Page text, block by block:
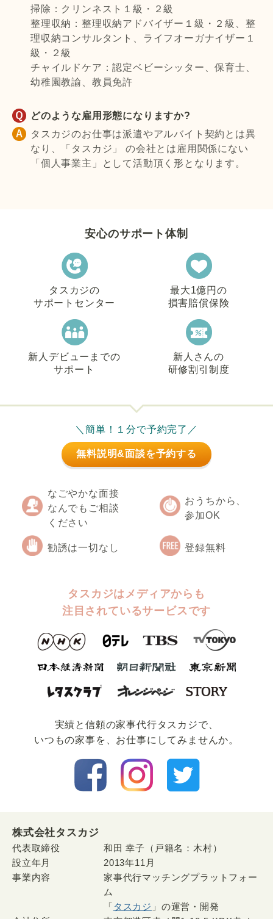
掃除：クリンネスト１級・２級
整理収納：整理収納アドバイザー１級・２級、整
理収納コンサルタント、ライフオーガナイザー１
級・２級
チャイルドケア：認定ベビーシッター、保育士、
幼稚園教諭、教員免許
どのような雇用形態になりますか?
タスカジのお仕事は派遣やアルバイト契約とは異
なり、「タスカジ」 の会社とは雇用関係にない
「個人事業主」として活動頂く形となります。
安心のサポート体制
タスカジの
サポートセンター
最大1億円の
損害賠償保険
新人デビューまでの
サポート
新人さんの
研修割引制度
＼簡単！１分で予約完了／
無料説明&面談を予約する
なごやかな面接
なんでもご相談
ください
おうちから、
参加OK
勧誘は一切なし 登録無料
タスカジはメディアからも
注目されているサービスです
実績と信頼の家事代⾏タスカジで、
いつもの家事を、お仕事にしてみませんか。
株式会社タスカジ
代表取締役
和田 幸子（戸籍名：木村）
設立年月
2013年11月
事業内容
家事代行マッチングプラットフォー
ム
「 タスカジ 」の運営・開発